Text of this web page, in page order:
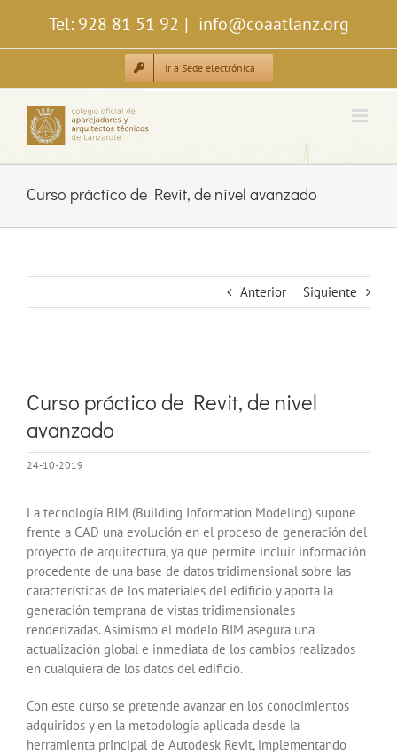
contenido
Tel: 928 81 51 92 | info@coaatlanz.org
Ir a Sede electrónica
Curso práctico de Revit, de nivel avanzado
Anterior Siguiente
más
grande
Curso práctico de Revit, de nivel
avanzado
24-10-2019
La tecnología BIM (Building Information Modeling) supone
frente a CAD una evolución en el proceso de generación del
proyecto de arquitectura, ya que permite incluir información
procedente de una base de datos tridimensional sobre las
características de los materiales del edificio y aporta la
generación temprana de vistas tridimensionales
renderizadas. Asimismo el modelo BIM asegura una
actualización global e inmediata de los cambios realizados
en cualquiera de los datos del edificio.
Con este curso se pretende avanzar en los conocimientos
adquiridos y en la metodología aplicada desde la
herramienta principal de Autodesk Revit, implementando